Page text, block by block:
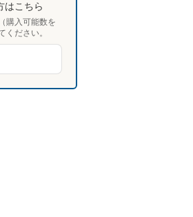
はこちら
購入可能数を
ください。